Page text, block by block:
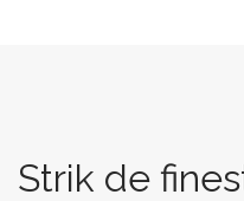
Strik de